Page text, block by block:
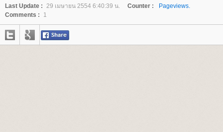
Last Update : 29 เมษายน 2554 6:40:39 น. Counter :
Pageviews.
Comments :
1